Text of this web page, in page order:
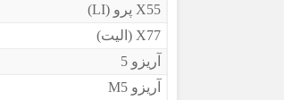
X55 پرو (LI)
X77 (الیت)
آریزو 5
آریزو M5